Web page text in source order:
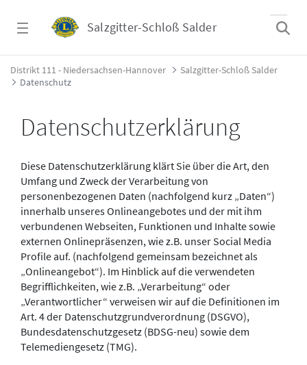
Salzgitter-Schloß Salder
Datenschutz - Salzgitter-Schloß Salder
Distrikt 111 - Niedersachsen-Hannover
Salzgitter-Schloß Salder
Datenschutz
Datenschutzerklärung
Diese Datenschutzerklärung klärt Sie über die Art, den
Umfang und Zweck der Verarbeitung von
personenbezogenen Daten (nachfolgend kurz „Daten“)
innerhalb unseres Onlineangebotes und der mit ihm
verbundenen Webseiten, Funktionen und Inhalte sowie
externen Onlinepräsenzen, wie z.B. unser Social Media
Profile auf. (nachfolgend gemeinsam bezeichnet als
„Onlineangebot“). Im Hinblick auf die verwendeten
Begrifflichkeiten, wie z.B. „Verarbeitung“ oder
„Verantwortlicher“ verweisen wir auf die Definitionen im
Art. 4 der Datenschutzgrundverordnung (DSGVO),
Bundesdatenschutzgesetz (BDSG-neu) sowie dem
Telemediengesetz (TMG).